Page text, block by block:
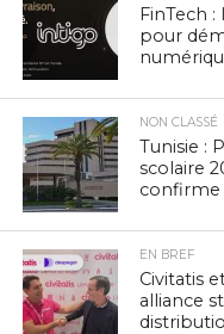
FinTech :
pour
NON CLASSÉ
Tunisie :
scolaire
confirme
EN BREF
Civitatis
alliance